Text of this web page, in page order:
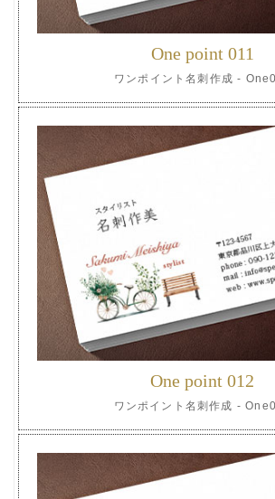
One point 011
ワンポイント名刺作成 -
One point 012
ワンポイント名刺作成 -